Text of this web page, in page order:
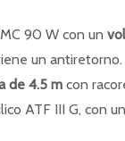
90 W con un
un antiretorno.
de 4.5 m con
ATF III G, con